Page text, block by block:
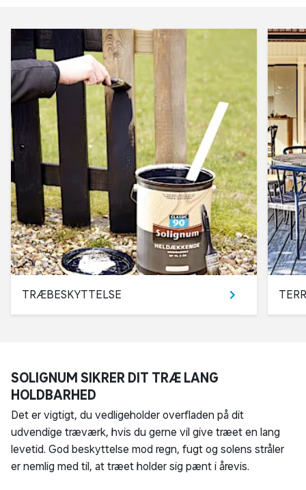
TRÆBESKYTTELSE
SOLIGNUM SIKRER DIT TRÆ LANG
HOLDBARHED
Det er vigtigt, du vedligeholder overfladen på dit
udvendige træværk, hvis du gerne vil give træet en lang
levetid. God beskyttelse mod regn, fugt og solens stråler
er nemlig med til, at træet holder sig pænt i årevis.